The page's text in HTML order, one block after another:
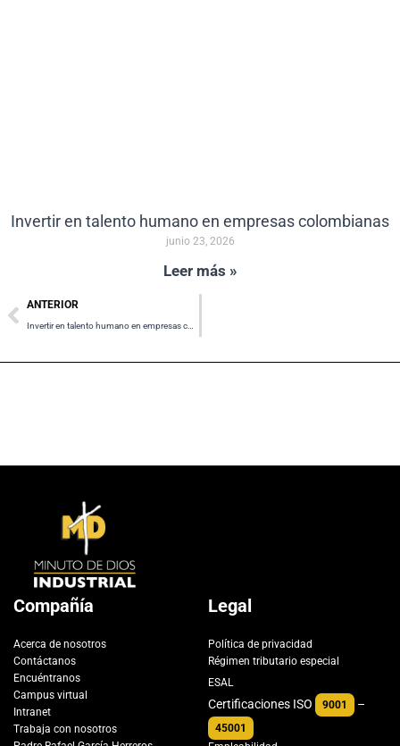
Invertir en talento humano en empresas colombianas
junio 23, 2026
Leer más »
PrevANTERIOR
Invertir en talento humano en empresas colombianas
Compañía
Acerca de nosotros
Contáctanos
Encuéntranos
Campus virtual
Intranet
Trabaja con nosotros
Legal
Política de privacidad
Régimen tributario especial
ESAL
Certificaciones ISO 9001 –
45001